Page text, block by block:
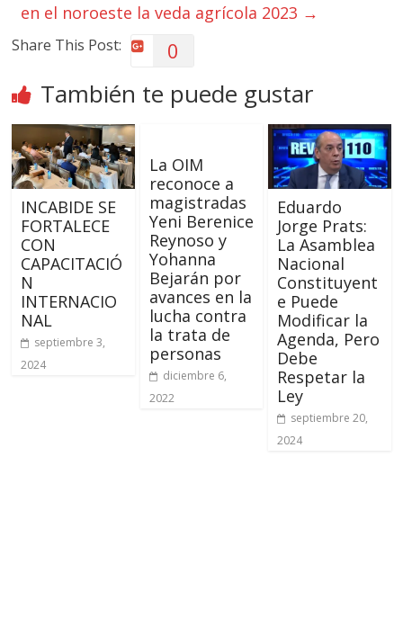
en el noroeste la veda agrícola 2023 →
Share This Post: 0
También te puede gustar
INCABIDE SE
FORTALECE
CON
CAPACITACIÓ
N
INTERNACIO
NAL
septiembre 3,
2024
La OIM
reconoce a
magistradas
Yeni Berenice
Reynoso y
Yohanna
Bejarán por
avances en la
lucha contra
la trata de
personas
diciembre 6,
2022
Eduardo
Jorge Prats:
La Asamblea
Nacional
Constituyent
e Puede
Modificar la
Agenda, Pero
Debe
Respetar la
Ley
septiembre 20,
2024